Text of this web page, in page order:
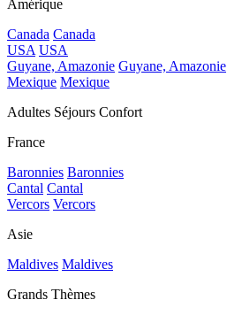
Amérique
Canada Canada
USA USA
Guyane, Amazonie Guyane, Amazonie
Mexique Mexique
Adultes Séjours Confort
France
Baronnies Baronnies
Cantal Cantal
Vercors Vercors
Asie
Maldives Maldives
Grands Thèmes